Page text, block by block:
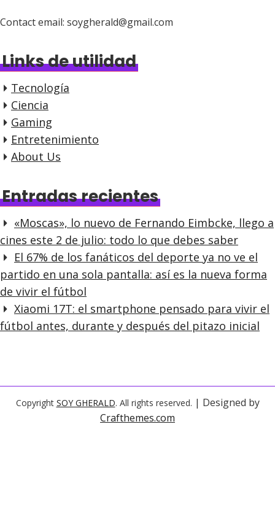
Contact email: soygherald@gmail.com
Links de utilidad
Tecnología
Ciencia
Gaming
Entretenimiento
About Us
Entradas recientes
«Moscas», lo nuevo de Fernando Eimbcke, llego a
cines este 2 de julio: todo lo que debes saber
El 67% de los fanáticos del deporte ya no ve el
partido en una sola pantalla: así es la nueva forma
de vivir el fútbol
Xiaomi 17T: el smartphone pensado para vivir el
fútbol antes, durante y después del pitazo inicial
Copyright SOY GHERALD. All rights reserved. | Designed by
Crafthemes.com